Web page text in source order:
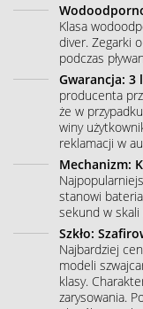
Klasa
diver. Zegarki
podczas
Gwarancja: 3
producenta
że w
winy
reklamacji w
Mechanizm:
stanowi
sekund w skali
Szkło:
Najbardziej
modeli
klasy.
zarysowania.